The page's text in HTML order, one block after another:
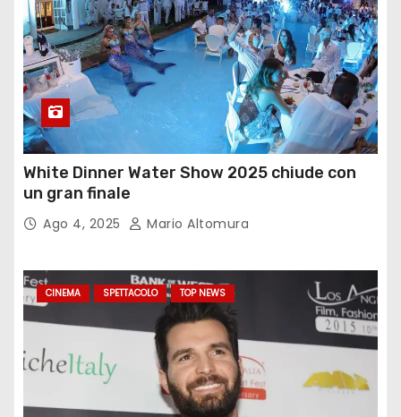
White Dinner Water Show 2025 chiude con
un gran finale
Ago 4, 2025 Mario Altomura
CINEMA SPETTACOLO TOP NEWS